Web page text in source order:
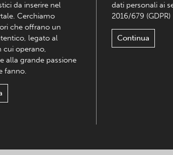
da inserire nel
Cerchiamo
che offrano un
legato al
cui operano,
alla grande passione
fanno.
dati personali ai
2016/679 (GDPR)
Continua